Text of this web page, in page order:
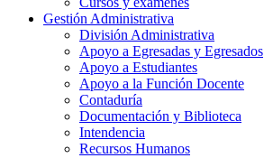
Gestión Administrativa
División Administrativa
Apoyo a Egresadas y Egresados
Apoyo a Estudiantes
Apoyo a la Función Docente
Contaduría
Documentación y Biblioteca
Intendencia
Recursos Humanos